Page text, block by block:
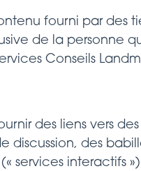
fourni par des
de la personne
Conseils
des liens vers
discussion, des
services interactifs